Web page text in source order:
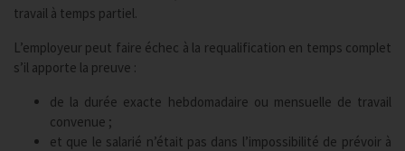
travail à temps partiel.
L’employeur peut faire échec à la requalification en temps complet
s’il apporte la preuve :
de la durée exacte hebdomadaire ou mensuelle de travail
convenue ;
et que le salarié n’était pas dans l’impossibilité de prévoir à